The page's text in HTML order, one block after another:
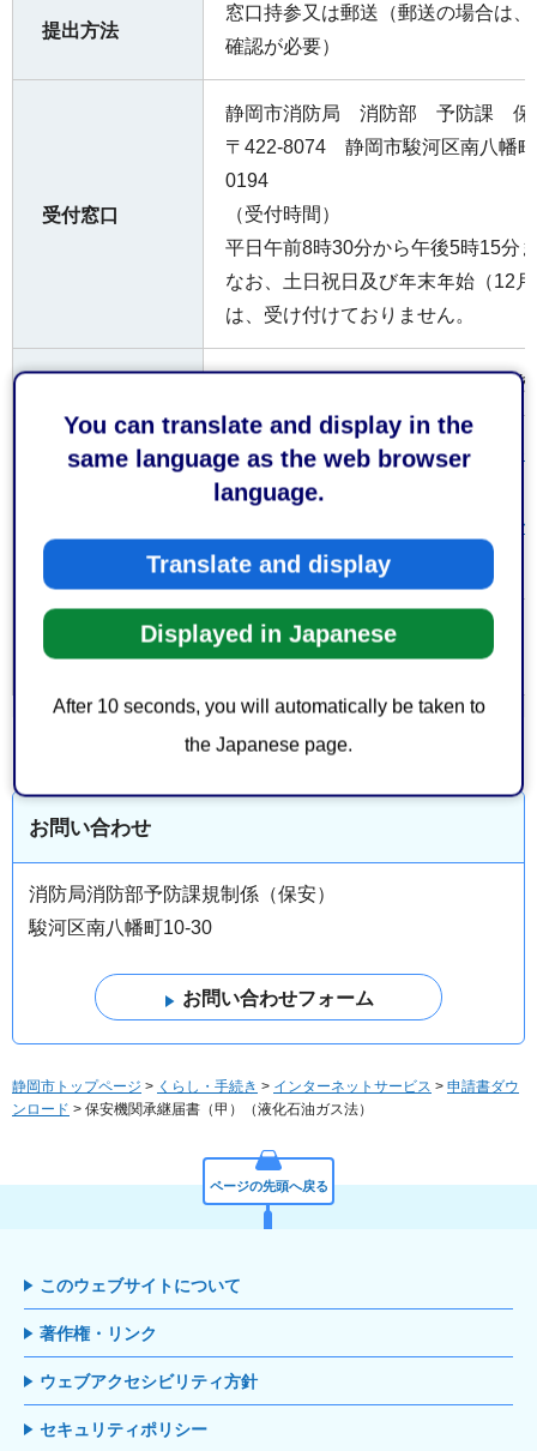
You can translate and display in the
same language as the web browser
language.
Translate and display
Displayed in Japanese
After 10 seconds, you will automatically be taken to
the Japanese page.
提出方法
窓口持参又は郵送（郵送の場合は
確認が必要）
受付窓口
静岡市消防局 消防部 予防課 保
〒422-8074 静岡市駿河区南⼋幡
0194
（受付時間）
平⽇午前8時30分から午後5時15分
なお、⼟⽇祝⽇及び年末年始（12
は、受け付けておりません。
内容によって⼿数料が係る場合が
経済産業省産業保安(外部サイト
リンク）
静岡県危機管理部消防保安課(
サイトへリンク）
大分類 > 中分
類
消防・防災＞消防
お問い合わせ
消防局消防部予防課規制係（保安）
駿河区南八幡町10-30
静岡市トップページ > くらし・手続き > インターネットサービス > 申請書ダウ
ンロード > 保安機関承継届書（甲）（液化石油ガス法）
ページの先頭へ戻る
このウェブサイトについて
著作権・リンク
ウェブアクセシビリティ方針
セキュリティポリシー